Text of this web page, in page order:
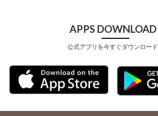
APPS DOWNLOAD
公式アプリを今すぐダウンロード